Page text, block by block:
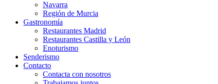
Navarra
Región de Murcia
Gastronomía
Restaurantes Madrid
Restaurantes Castilla y León
Enoturismo
Senderismo
Contacto
Contacta con nosotros